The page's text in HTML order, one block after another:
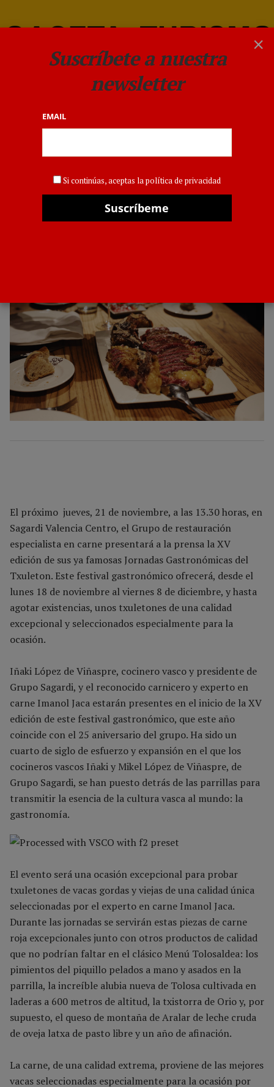
Llegan las XV Jornadas
Gastronómicas del
El próximo jueves, 21 de noviembre, a las 13.30 horas, en
Sagardi Valencia Centro, el Grupo de restauración
especialista en carne presentará a la prensa la XV
edición de sus ya famosas Jornadas Gastronómicas del
Txuleton. Este festival gastronómico ofrecerá, desde el
lunes 18 de noviembre al viernes 8 de diciembre, y hasta
agotar existencias, unos txuletones de una calidad
excepcional y seleccionados especialmente para la
ocasión.
Iñaki López de Viñaspre, cocinero vasco y presidente de
Grupo Sagardi, y el reconocido carnicero y experto en
carne Imanol Jaca estarán presentes en el inicio de la XV
edición de este festival gastronómico, que este año
coincide con el 25 aniversario del grupo. Ha sido un
cuarto de siglo de esfuerzo y expansión en el que los
cocineros vascos Iñaki y Mikel López de Viñaspre, de
Grupo Sagardi, se han puesto detrás de las parrillas para
transmitir la esencia de la cultura vasca al mundo: la
gastronomía.
El evento será una ocasión excepcional para probar
txuletones de vacas gordas y viejas de una calidad única
seleccionadas por el experto en carne Imanol Jaca.
Durante las jornadas se servirán estas piezas de carne
roja excepcionales junto con otros productos de calidad
que no podrían faltar en el clásico Menú Tolosaldea: los
pimientos del piquillo pelados a mano y asados en la
parrilla, la increíble alubia nueva de Tolosa cultivada en
laderas a 600 metros de altitud, la txistorra de Orio y, por
supuesto, el queso de montaña de Aralar de leche cruda
de oveja latxa de pasto libre y un año de afinación.
La carne, de una calidad extrema, proviene de las mejores
vacas seleccionadas especialmente para la ocasión por
×
Suscríbete a nuestra
newsletter
EMAIL
Si continúas, aceptas la política de privacidad